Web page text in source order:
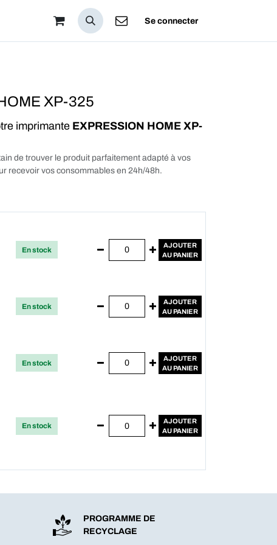
Se connecter
XP-325
imprimante EXPRESSION HOME XP-
de trouver le produit parfaitement adapté à vos
recevoir vos consommables en 24h/48h.
En stock
AJOUTER
AU PANIER
En stock
AJOUTER
AU PANIER
En stock
AJOUTER
AU PANIER
En stock
AJOUTER
AU PANIER
PROGRAMME DE
RECYCLAGE